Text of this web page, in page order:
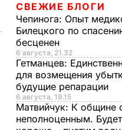
СВЕЖИЕ БЛОГИ
Чепинога: Опыт
Билецкого по
бесценен
6 августа, 21.32
Гетманцев:
для возмещения
будущие репарации
6 августа, 19.15
Матвийчук: К общине
неполноценным.